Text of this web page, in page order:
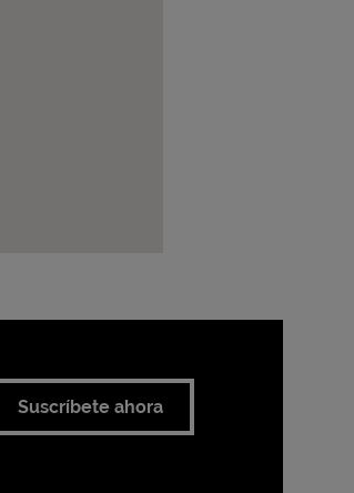
Suscríbete ahora